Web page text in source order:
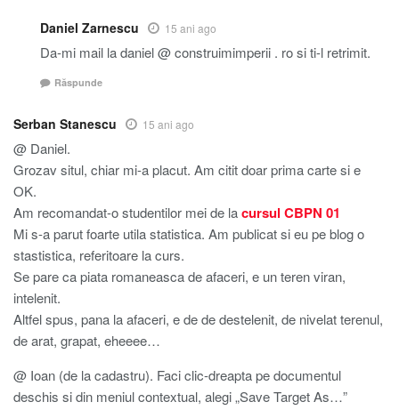
Daniel Zarnescu 15 ani ago
Da-mi mail la daniel @ construimimperii . ro si ti-l retrimit.
Răspunde
Serban Stanescu 15 ani ago
@ Daniel.
Grozav situl, chiar mi-a placut. Am citit doar prima carte si e
OK.
Am recomandat-o studentilor mei de lacursul CBPN 01
Mi s-a parut foarte utila statistica. Am publicat si eu pe blog o
stastistica, referitoare la curs.
Se pare ca piata romaneasca de afaceri, e un teren viran,
intelenit.
Altfel spus, pana la afaceri, e de de destelenit, de nivelat terenul,
de arat, grapat, eheeee…
@ Ioan (de la cadastru). Faci clic-dreapta pe documentul
deschis si din meniul contextual, alegi „Save Target As…”